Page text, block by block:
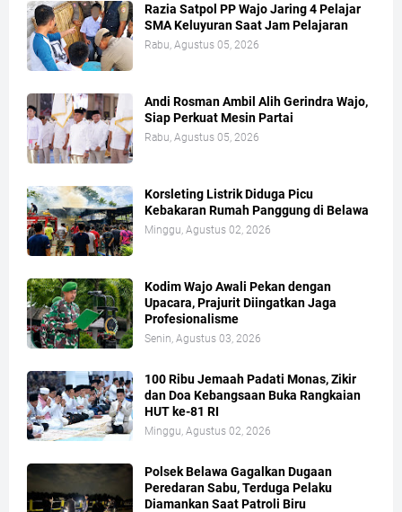
Razia Satpol PP Wajo Jaring 4 Pelajar
SMA Keluyuran Saat Jam Pelajaran
Rabu, Agustus 05, 2026
Andi Rosman Ambil Alih Gerindra Wajo,
Siap Perkuat Mesin Partai
Rabu, Agustus 05, 2026
Korsleting Listrik Diduga Picu
Kebakaran Rumah Panggung di Belawa
Minggu, Agustus 02, 2026
Kodim Wajo Awali Pekan dengan
Upacara, Prajurit Diingatkan Jaga
Profesionalisme
Senin, Agustus 03, 2026
100 Ribu Jemaah Padati Monas, Zikir
dan Doa Kebangsaan Buka Rangkaian
HUT ke-81 RI
Minggu, Agustus 02, 2026
Polsek Belawa Gagalkan Dugaan
Peredaran Sabu, Terduga Pelaku
Diamankan Saat Patroli Biru